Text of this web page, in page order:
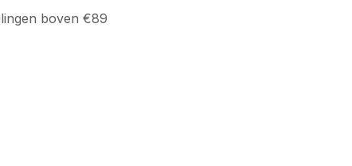
boven €89